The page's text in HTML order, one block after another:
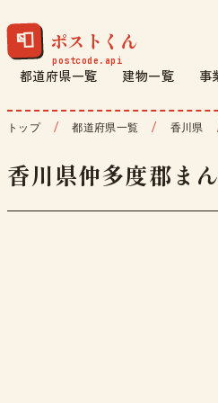
📮 ポストくん
都道府県一覧 建物一覧 事
トップ 都道府県一覧 香川県
香川県仲多度郡ま